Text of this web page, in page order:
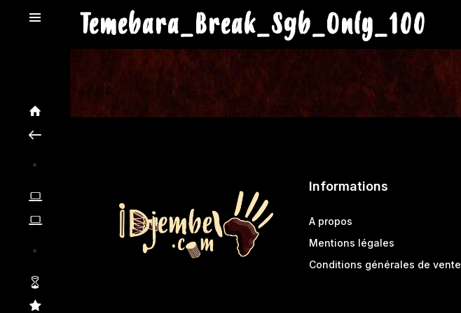
Temebara_Break_Sgb_Only_100
Informations
A propos
Mentions légales
Conditions générales de vente